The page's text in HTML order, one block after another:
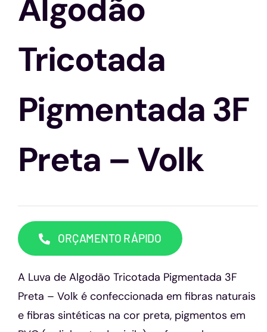
Luvas
Altura
Óculos
Capacetes
Contato
Algodão
Tricotada
Pigmentada 3F
Preta – Volk
ORÇAMENTO RÁPIDO
A Luva de Algodão Tricotada Pigmentada 3F
Preta – Volk é confeccionada em fibras naturais
e fibras sintéticas na cor preta, pigmentos em